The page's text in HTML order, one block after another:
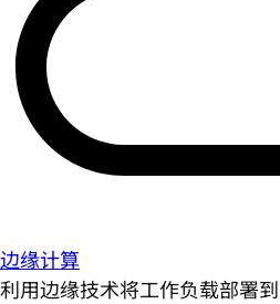
边缘计算
利用边缘技术将工作负载部署